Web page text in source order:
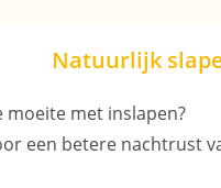
Natuurlijk
moeite met inslapen?
een betere